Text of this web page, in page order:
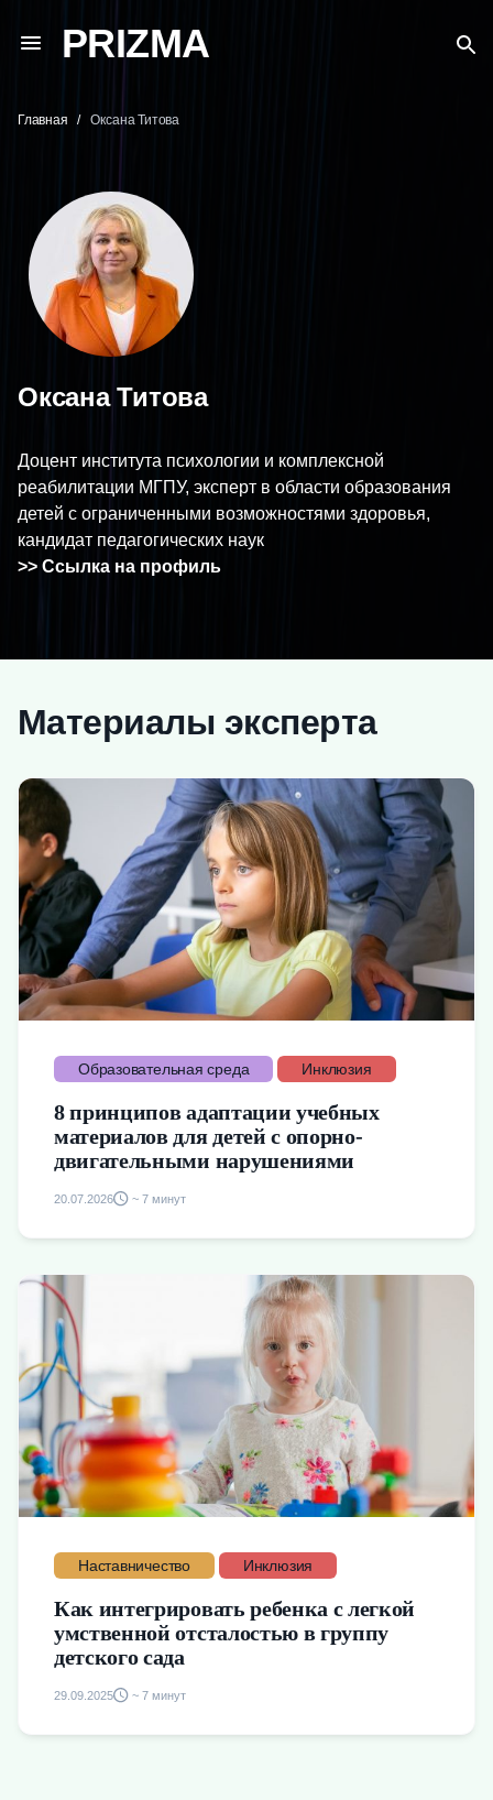
PRIZMA
Главная Оксана Титова
Оксана Титова
Доцент института психологии и комплексной
реабилитации МГПУ, эксперт в области образования
детей с ограниченными возможностями здоровья,
кандидат педагогических наук
>> Ссылка на профиль
Материалы эксперта
Образовательная среда Инклюзия
8 принципов адаптации учебных
материалов для детей с опорно-
двигательными нарушениями
20.07.2026 ~ 7 минут
Наставничество Инклюзия
Как интегрировать ребенка с легкой
умственной отсталостью в группу
детского сада
29.09.2025 ~ 7 минут